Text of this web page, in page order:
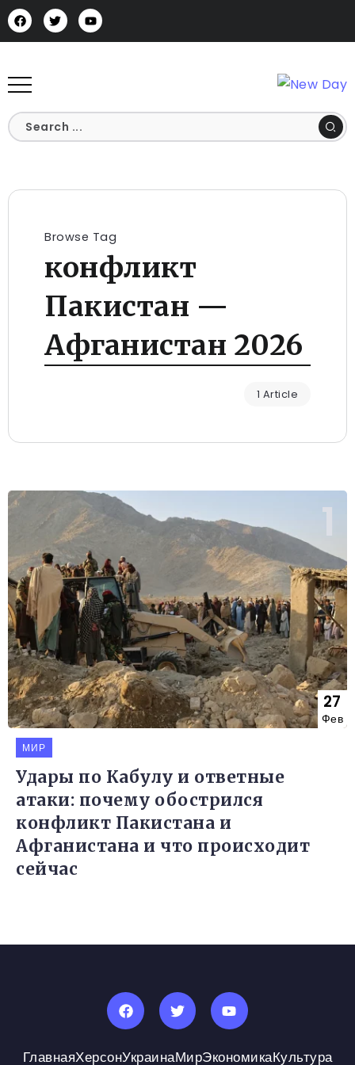
Browse Tag
конфликт
Пакистан —
Афганистан 2026
1 Article
27
Фев
МИР
Удары по Кабулу и ответные
атаки: почему обострился
конфликт Пакистана и
Афганистана и что происходит
сейчас
ГлавнаяХерсонУкраинаМирЭкономикаКультура